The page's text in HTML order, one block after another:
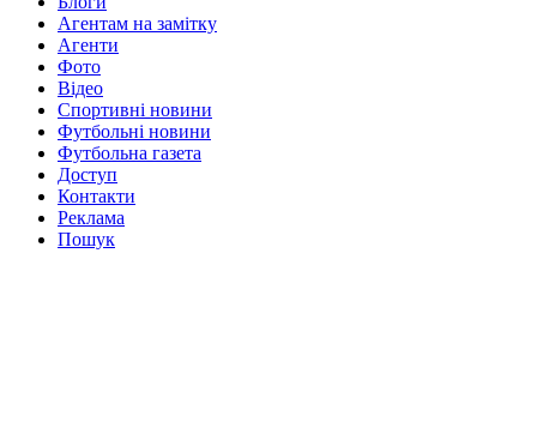
Агентам на замітку
Агенти
Фото
Відео
Спортивні новини
Футбольні новини
Футбольна газета
Доступ
Контакти
Реклама
Пошук